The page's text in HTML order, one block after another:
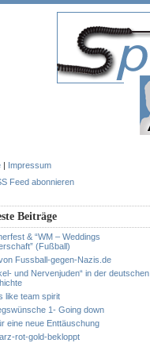
| Impressum
Feed abonnieren
Beiträge
& “WM – Weddings
(Fußball)
Fussball-gegen-Nazis.de
und Nervenjuden“ in der deutschen
like team spirit
1- Going down
eine neue Enttäuschung
rot-gold-bekloppt